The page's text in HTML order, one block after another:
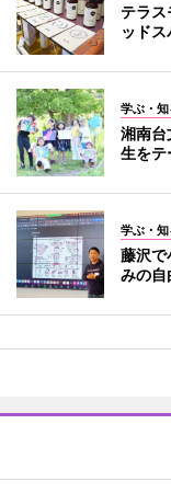
テラ
ッド
学ぶ・知
湘南
生をテ
学ぶ・知
藤沢
みの自